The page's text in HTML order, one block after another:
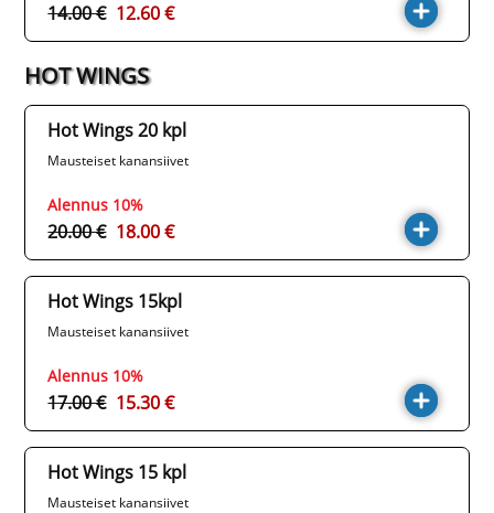
14.00 € 12.60 €
HOT WINGS
Hot Wings 20 kpl
Mausteiset kanansiivet
Alennus 10%
20.00 € 18.00 €
Hot Wings 15kpl
Mausteiset kanansiivet
Alennus 10%
17.00 € 15.30 €
Hot Wings 15 kpl
Mausteiset kanansiivet